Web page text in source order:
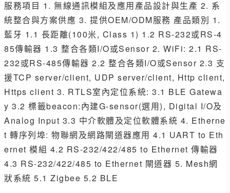
服務項目 1. 無線通訊模組及應用產品設計與生產 2. 系
統整合與方案供應 3. 提供OEM/ODM服務 產品類別 1.
藍牙 1.1 長距離(100米, Class 1) 1.2 RS-232或RS-4
85傳輸器 1.3 整合各類I/O或Sensor 2. WiFi: 2.1 RS-
232或RS-485傳輸器 2.2 整合各類I/O或Sensor 2.3 支
援TCP server/client, UDP server/client, Http client,
Https client 3. RTLS室內定位系統: 3.1 BLE Gatewa
y 3.2 標籤beacon:內建G-sensor(選用), Digital I/O及
Analog Input 3.3 中介軟體及定位軟體系統 4. Etherne
t 轉序列埠: 物聯網及網路閘道器應用 4.1 UART to Eth
ernet 模組 4.2 RS-232/422/485 to Ethernet 傳輸器
4.3 RS-232/422/485 to Ethernet 閘道器 5. Mesh網
狀系統 5.1 Zigbee 5.2 BLE